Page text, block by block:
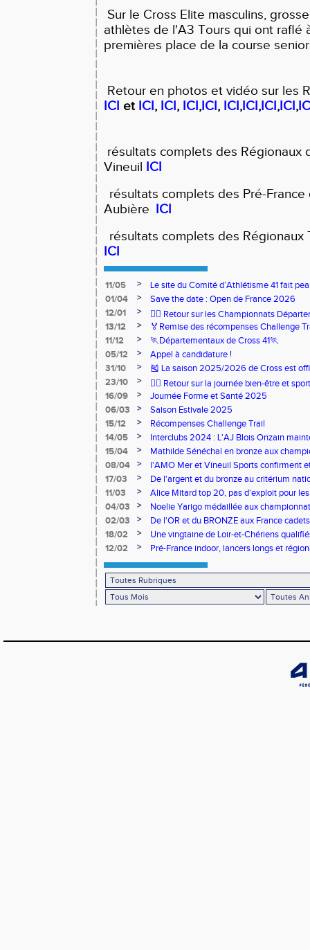
Sur le Cross Elite masculins,
athlètes de l'A3 Tours qui ont raflé
premières place de la course
Retour en photos et vidéo sur les
ICI et ICI, ICI, ICI,ICI, ICI,ICI,ICI,ICI,
résultats complets des Régionaux
Vineuil ICI
résultats complets des Pré-France
Aubière ICI
résultats complets des Régionaux
ICI
11/05 >
Le site du Comité d’Athlétisme 41 fait
01/04
>
Save the date : Open de France 2026
12/01
>
🏃‍♂️ Retour sur les Championnats
13/12
>
🏅Remise des récompenses Challenge
11/12
>
🏃Départementaux de Cross 41🏃
05/12
>
Appel à candidature !
31/10
>
🎽 La saison 2025/2026 de Cross est
23/10
>
🧘‍♀️ Retour sur la journée bien-être et
16/09
>
Journée Forme et Santé 2025
06/03
>
Saison Estivale 2025
15/12
>
Récompenses Challenge Trail
14/05
>
Interclubs 2024 : L'AJ Blois Onzain
Romorantin en N2B
15/04 >
Mathilde Sénéchal en bronze aux
08/04
>
l'AMO Mer et Vineuil Sports confirment
benjamins
17/03 >
De l'argent et du bronze au critérium
11/03
>
Alice Mitard top 20, pas d'exploit pour
04/03
>
Noelie Yarigo médaillée aux
02/03
>
De l'OR et du BRONZE aux France
18/02
>
Une vingtaine de Loir-et-Chériens
12/02
> Pré-France indoor, lancers longs et